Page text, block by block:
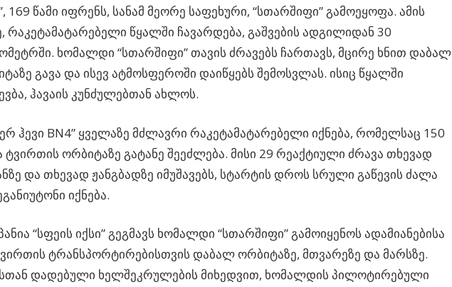
169 წამი იფრენს, სანამ მეორე საფეხური, “სთარშიფი” გამოეყოფა. ამის
რაკეტამატარებელი წყალში ჩავარდება, გაშვების ადგილიდან 30
ხომალდი “სთარშიფი” თავის ძრავებს ჩართავს, მცირე ხნით დაბალ
გავა და ისევ ატმოსფეროში დაიწყებს შემოსვლას. ისიც წყალში
ჰავაის კუნძულებთან ახლოს.
ჰევი BN4” ყველაზე მძლავრი რაკეტამატარებელი იქნება, რომელსაც 150
ტვირთის ორბიტაზე გატანე შეეძლება. მისი 29 რეაქტიული ძრავა თხევად
და თხევად ჟანგბადზე იმუშავებს, სტარტის დროს სრული გაწევის ძალა
იქნება.
“სფეის იქსი” გეგმავს ხომალდი “სთარშიფი” გამოიყენოს ადამიანებისა
ტრანსპორტირებისთვის დაბალ ორბიტაზე, მთვარეზე და მარსზე.
დადებული ხელშეკრულების მიხედვით, ხომალდის პილოტირებული